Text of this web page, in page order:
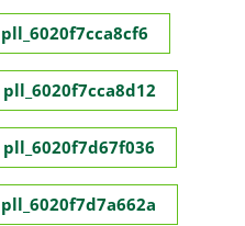
pll_6020f7cca8cf6
pll_6020f7cca8d12
pll_6020f7d67f036
pll_6020f7d7a662a